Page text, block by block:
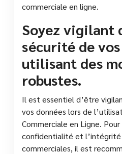
commerciale en ligne.
Soyez vigilant
sécurité de
utilisant des
robustes.
Il est essentiel d’être
vos données lors de
Commerciale en Ligne.
confidentialité et l’intégrité
commerciales, il est